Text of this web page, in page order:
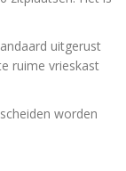
uitgerust
ruime vrieskast
worden